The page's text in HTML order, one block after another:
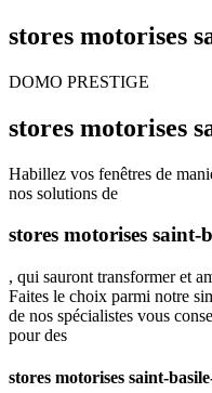
stores motorises
DOMO PRESTIGE
stores motorises
Habillez vos fenêtres de
nos solutions de
stores motorises saint-
, qui sauront transformer et
Faites le choix parmi notre
de nos spécialistes vous
pour des
stores motorises saint-